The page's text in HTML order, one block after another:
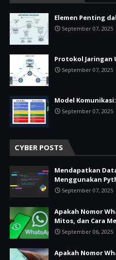
Elemen Penting
September 07, 2025
Protokol Jaringan
September 07, 2025
Model Komunikasi:
September 07, 2025
CYBER POSTS
Mendapatkan
Menggunakan
September 07, 2025
Apakah Nomor
Mitos, dan Cara
September 06, 2025
Apakah Nomor